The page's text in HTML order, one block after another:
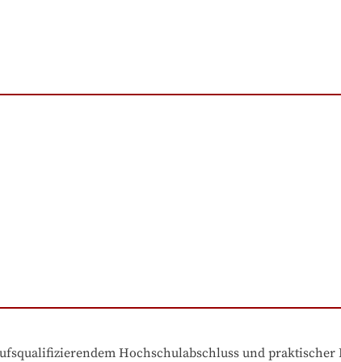
Hochschulabschluss und